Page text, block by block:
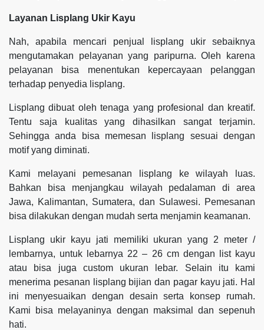
Layanan Lisplang Ukir Kayu
Nah, apabila mencari penjual lisplang ukir sebaiknya
mengutamakan pelayanan yang paripurna. Oleh karena
pelayanan bisa menentukan kepercayaan pelanggan
terhadap penyedia lisplang.
Lisplang dibuat oleh tenaga yang profesional dan kreatif.
Tentu saja kualitas yang dihasilkan sangat terjamin.
Sehingga anda bisa memesan lisplang sesuai dengan
motif yang diminati.
Kami melayani pemesanan lisplang ke wilayah luas.
Bahkan bisa menjangkau wilayah pedalaman di area
Jawa, Kalimantan, Sumatera, dan Sulawesi. Pemesanan
bisa dilakukan dengan mudah serta menjamin keamanan.
Lisplang ukir kayu jati memiliki ukuran yang 2 meter /
lembarnya, untuk lebarnya 22 – 26 cm dengan list kayu
atau bisa juga custom ukuran lebar. Selain itu kami
menerima pesanan lisplang bijian dan pagar kayu jati. Hal
ini menyesuaikan dengan desain serta konsep rumah.
Kami bisa melayaninya dengan maksimal dan sepenuh
hati.